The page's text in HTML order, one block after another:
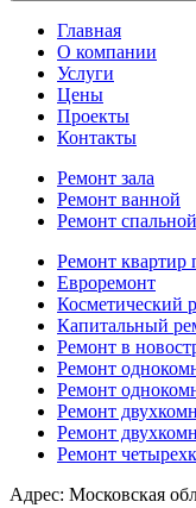
Главная
О компании
Услуги
Цены
Проекты
Контакты
Ремонт зала
Ремонт ванной
Ремонт
Ремонт квартир
Евроремонт
Косметический
Капитальный
Ремонт в
Ремонт
Ремонт
Ремонт
Ремонт
Ремонт
Адрес: Московская